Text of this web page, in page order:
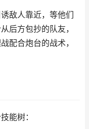
敌人靠近，等他们
后方包抄的队友，
配合炮台的战术，
能树：